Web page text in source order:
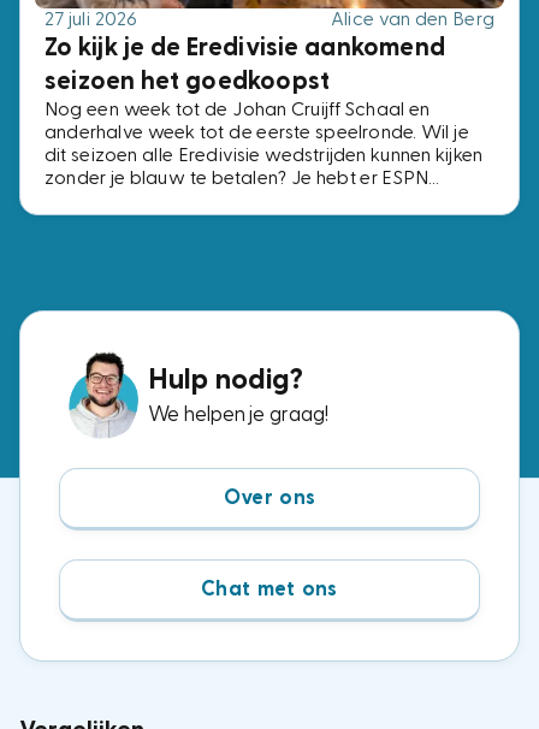
27 juli 2026
Alice van den Berg
Zo kijk je de Eredivisie aankomend
seizoen het goedkoopst
Nog een week tot de Johan Cruijff Schaal en
anderhalve week tot de eerste speelronde. Wil je
dit seizoen alle Eredivisie wedstrijden kunnen kijken
zonder je blauw te betalen? Je hebt er ESPN
Hulp nodig?
We helpen je graag!
Over ons
Chat met ons